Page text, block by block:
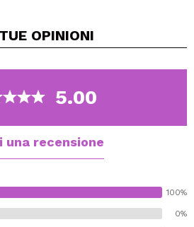
look desiderato.
OPINIONI
5.00
una recensione
100%
0%